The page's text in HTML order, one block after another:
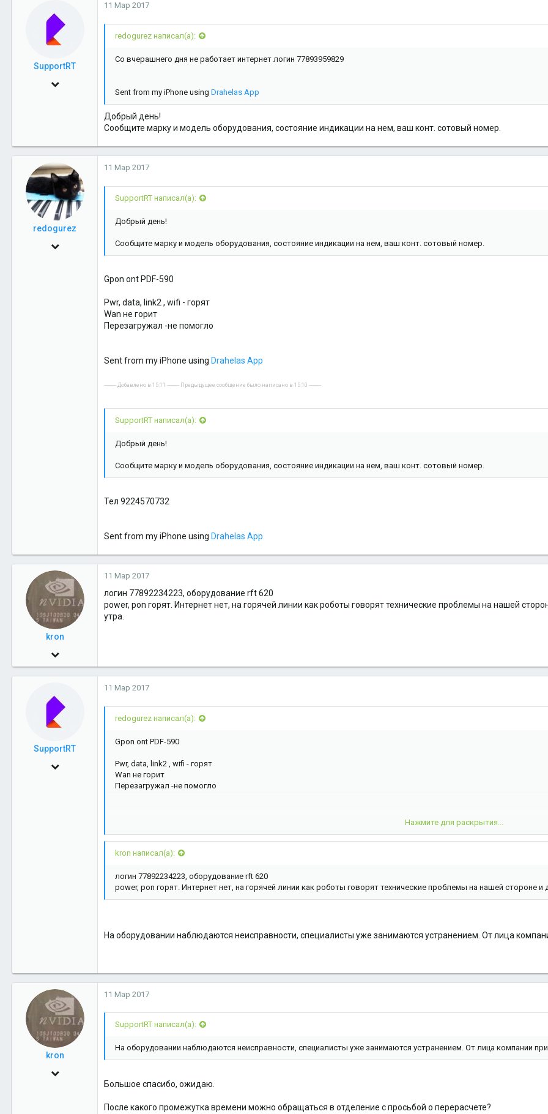
SupportRT
24 Июн 2013
11 Мар 2017
redogurez написал(а):
Со вчерашнего дня не работает интернет логин 77893959829
Sent from my iPhone using Drahelas App
Добрый день!
Сообщите марку и модель оборудования, состояние индикации на нем, ваш конт. сотовый номер.
redogurez
21 Ноя 2012
11 Мар 2017
SupportRT написал(а):
Добрый день!
Сообщите марку и модель оборудования, состояние индикации на нем, ваш конт. сотовый номер.
Gpon ont PDF-590
Pwr, data, link2 , wifi - горят
Wan не горит
Перезагружал -не помогло
Sent from my iPhone using Drahelas App
---------- Добавлено в 15:11 ---------- Предыдущее сообщение было написано в 15:10 ----------
SupportRT написал(а):
Добрый день!
Сообщите марку и модель оборудования, состояние индикации на нем, ваш конт. сотовый номер.
Тел 9224570732
Sent from my iPhone using Drahelas App
kron
3 Ноя 2009
919
11 Мар 2017
логин 77892234223, оборудование rft 620
power, pon горят. Интернет нет, на горячей линии как роботы говорят технические проблемы на нашей
утра.
SupportRT
24 Июн 2013
11 Мар 2017
redogurez написал(а):
Gpon ont PDF-590
Pwr, data, link2 , wifi - горят
Wan не горит
Перезагружал -не помогло
---------- Добавлено в 15:11 ---------- Предыдущее сообщение было написано в 15:10 ----------
Нажмите для раскрытия...
kron написал(а):
логин 77892234223, оборудование rft 620
power, pon горят. Интернет нет, на горячей линии как роботы говорят технические проблемы на нашей стороне
На оборудовании наблюдаются неисправности, специалисты уже занимаются устранением. От лица
kron
3 Ноя 2009
11 Мар 2017
SupportRT написал(а):
На оборудовании наблюдаются неисправности, специалисты уже занимаются устранением. От лица компании
Большое спасибо, ожидаю.
После какого промежутка времени можно обращаться в отделение с просьбой о перерасчете?